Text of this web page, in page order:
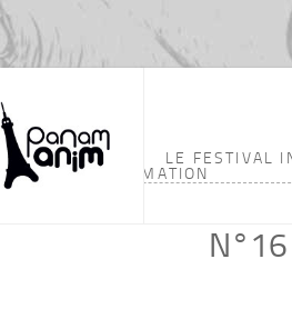
LE FESTIVAL
ÉCOLES D'ANIMATION
N°16